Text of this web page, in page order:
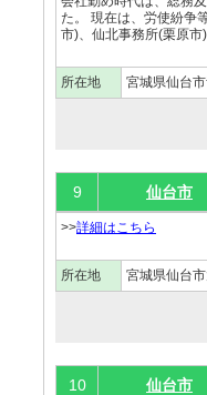
た。 現在は、労使紛争
市)、仙北事務所(栗原
所在地 宮城県仙台
9 仙台市
>>詳細はこちら
所在地 宮城県仙台
10 仙台市